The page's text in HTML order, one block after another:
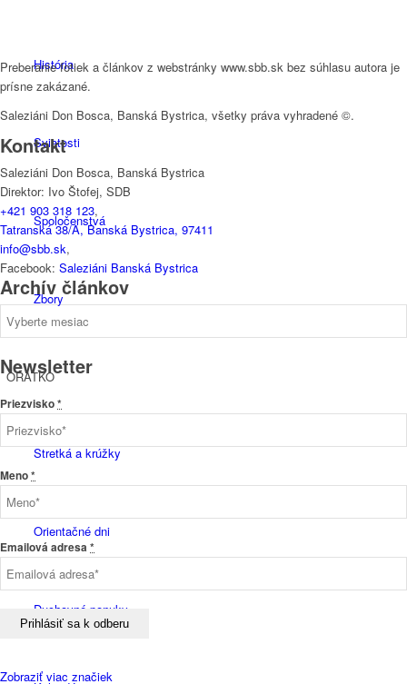
História
Sviatosti
Spoločenstvá
Zbory
ORATKO
Stretká a krúžky
Orientačné dni
Duchovné ponuky
Preberanie fotiek a článkov z webstránky www.sbb.sk bez súhlasu autora je
prísne zakázané.
Saleziáni Don Bosca, Banská Bystrica, všetky práva vyhradené ©.
Kontakt
Saleziáni Don Bosca, Banská Bystrica
Direktor: Ivo Štofej, SDB
+421 903 318 123,
Tatranská 38/A, Banská Bystrica, 97411
info@sbb.sk,
Facebook: Saleziáni Banská Bystrica
Archív článkov
článkov
Newsletter
Priezvisko*
Meno*
Emailová adresa *
Zobraziť viac značiek